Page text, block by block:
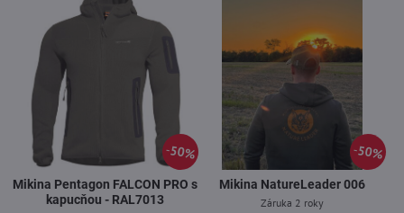
50%
Mikina Pentagon FALCON PRO s
kapucňou - RAL7013
50%
Mikina NatureLeader 006
Záruka 2 roky